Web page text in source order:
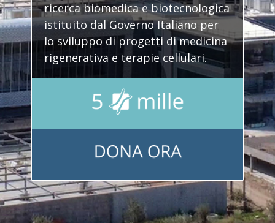
ricerca biomedica e biotecnologica
istituito dal Governo Italiano per
lo sviluppo di progetti di medicina
rigenerativa e terapie cellulari.